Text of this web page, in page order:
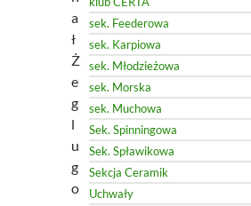
a
ł
Ż
e
g
l
u
g
o
sek. Feederowa
sek. Karpiowa
sek. Młodzieżowa
sek. Morska
sek. Muchowa
Sek. Spinningowa
Sek. Spławikowa
Sekcja Ceramik
Uchwały